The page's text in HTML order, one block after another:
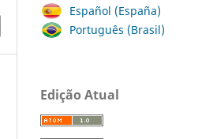
Español (España)
Português (Brasil)
Edição Atual